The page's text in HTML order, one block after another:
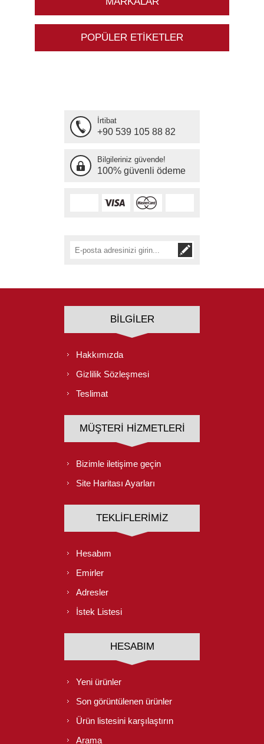
POPÜLER ETIKETLER
İrtibat
+90 539 105 88 82
Bilgileriniz güvende!
100% güvenli ödeme
BILGILER
Hakkımızda
Gizlilik Sözleşmesi
Teslimat
MÜŞTERI HIZMETLERI
Bizimle iletişime geçin
Site Haritası Ayarları
TEKLIFLERIMIZ
Hesabım
Emirler
Adresler
İstek Listesi
HESABIM
Yeni ürünler
Son görüntülenen ürünler
Ürün listesini karşılaştırın
Arama